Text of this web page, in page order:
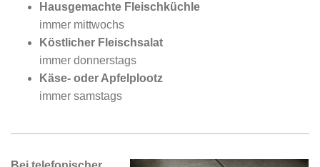
Hausgemachte Fleischküchle
immer mittwochs
Köstlicher Fleischsalat
immer donnerstags
Käse- oder Apfelplootz
immer samstags